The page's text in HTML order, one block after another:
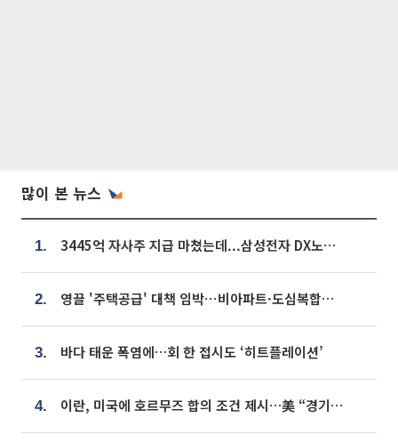
많이 본 뉴스
1. 3445억 자사주 지급 마쳤는데...삼성전자 DX노조, 뒤늦은 '떼쓰기 집회'
2. 영끌 '주택공급' 대책 임박⋯비아파트·도심복합까지 총동원
3. 바다 태운 폭염에…회 한 접시도 ‘히트플레이션’
4. 이란, 미국에 호르무즈 합의 조건 제시…美 “경기 아직 안 끝나” [종합]